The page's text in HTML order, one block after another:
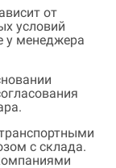
от
условий
у менеджера
с склада.